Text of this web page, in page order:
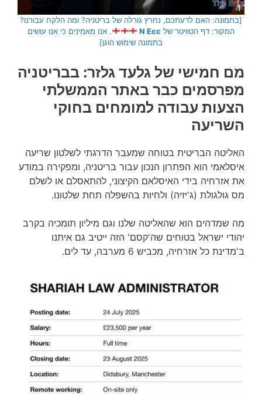
[בתמונה: האם לדעתכם, נחרץ גורלה של בריטניה? ומה הלקח עבורנו?
המקור: דף הטוויטר של N Ecc
. אנו מאמינים כי אנו עושים
בתמונה שימוש הוגן]
מם חמישי של גלעד גלזר: בבריטניה
מפרסמים כבר באתר הממשלתי
הצעות עבודה למומחים בחוקי
השריעה
האליטה הבריטית בטוחה שמעבר הדרגתי לשלטון שריעה
איסלאמי הוא הפתרון הנכון עבור בריטניה, ומפקירה במודע
את אזרחיה בידי האיסלאם הקיצוני, להתאסלם או לשלם
מס גולגולת (ג'יזיה) ולחיות בהשפלה תחת שלטונו.
מה שמדהים הוא שהאליטה שלנו וגם מיליון תומכיה בקרב
יהודי ישראל בטוחים שה'קסם' הזה ייטיב גם איתנו
ב'מדינת כל אזרחיה, מכביש 6 מערבה, עד לים.